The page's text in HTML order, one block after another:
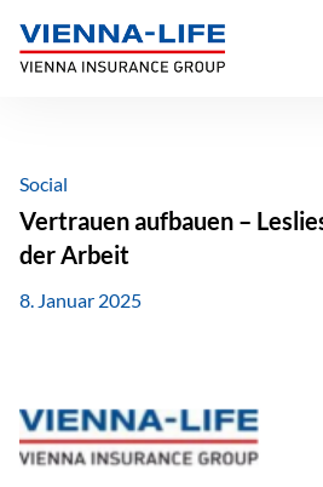
Inhalt
springen
Social
Vertrauen aufbauen –
der Arbeit
8. Januar 2025